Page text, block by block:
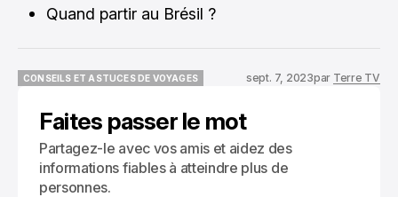
Quand partir au Brésil ?
CONSEILS ET ASTUCES DE VOYAGES
sept. 7, 2023par Terre TV
Faites passer le mot
Partagez-le avec vos amis et aidez des
informations fiables à atteindre plus de
personnes.